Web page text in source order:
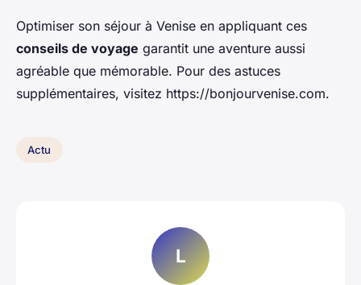
Optimiser son séjour à Venise en appliquant ces
conseils de voyage garantit une aventure aussi
agréable que mémorable. Pour des astuces
supplémentaires, visitez https://bonjourvenise.com.
Actu
L